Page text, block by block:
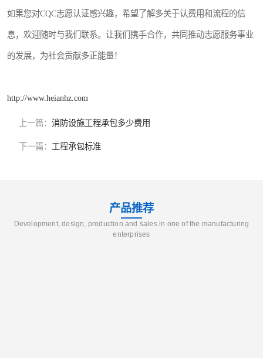
如果您对CQC志愿认证感兴趣，希望了解多关于认费用和流程的信
息，欢迎随时与我们联系。让我们携手合作，共同推动志愿服务事业
的发展，为社会贡献多正能量！
http://www.heianhz.com
上一篇： 消防设施工程承包多少费用
下一篇： 工程承包标准
产品推荐
Development, design, production and sales in one of the manufacturing
enterprises